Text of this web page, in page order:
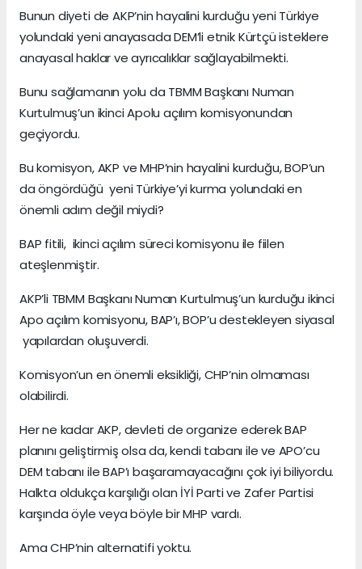
Bunun diyeti de AKP’nin hayalini kurduğu yeni Türkiye
yolundaki yeni anayasada DEM’li etnik Kürtçü isteklere
anayasal haklar ve ayrıcalıklar sağlayabilmekti.
Bunu sağlamanın yolu da TBMM Başkanı Numan
Kurtulmuş’un ikinci Apolu açılım komisyonundan
geçiyordu.
Bu komisyon, AKP ve MHP’nin hayalini kurduğu, BOP’un
da öngördüğü yeni Türkiye’yi kurma yolundaki en
önemli adım değil miydi?
BAP fitili, ikinci açılım süreci komisyonu ile fiilen
ateşlenmiştir.
AKP’li TBMM Başkanı Numan Kurtulmuş’un kurduğu ikinci
Apo açılım komisyonu, BAP’ı, BOP’u destekleyen siyasal
yapılardan oluşuverdi.
Komisyon’un en önemli eksikliği, CHP’nin olmaması
olabilirdi.
Her ne kadar AKP, devleti de organize ederek BAP
planını geliştirmiş olsa da, kendi tabanı ile ve APO’cu
DEM tabanı ile BAP’ı başaramayacağını çok iyi biliyordu.
Halkta oldukça karşılığı olan İYİ Parti ve Zafer Partisi
karşında öyle veya böyle bir MHP vardı.
Ama CHP’nin alternatifi yoktu.